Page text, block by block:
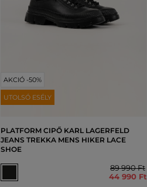
AKCIÓ -50%
UTOLSÓ ESÉLY
PLATFORM CIPŐ KARL LAGERFELD
JEANS TREKKA MENS HIKER LACE
SHOE
89 990 Ft
44 990 Ft